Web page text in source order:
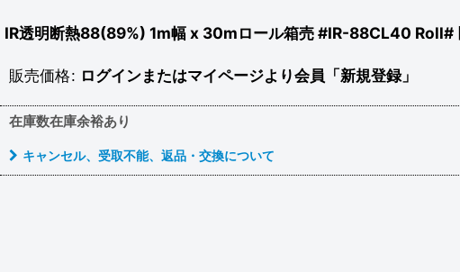
IR透明断熱88(89%) 1m幅 x 30mロール箱売 #IR-88CL40 Roll#
販売価格: ログインまたはマイページより会員「新規登録」
在庫数在庫余裕あり
キャンセル、受取不能、返品・交換について